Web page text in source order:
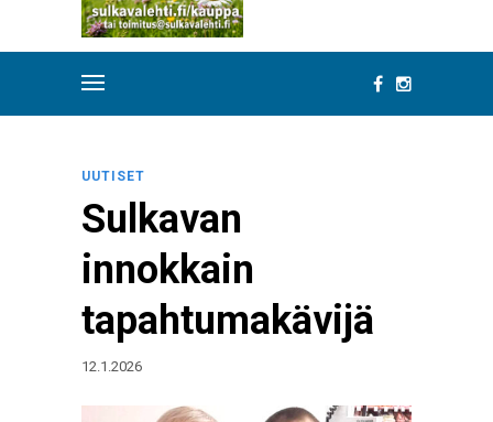
UUTISET
Sulkavan
innokkain
tapahtumakävijä
12.1.2026